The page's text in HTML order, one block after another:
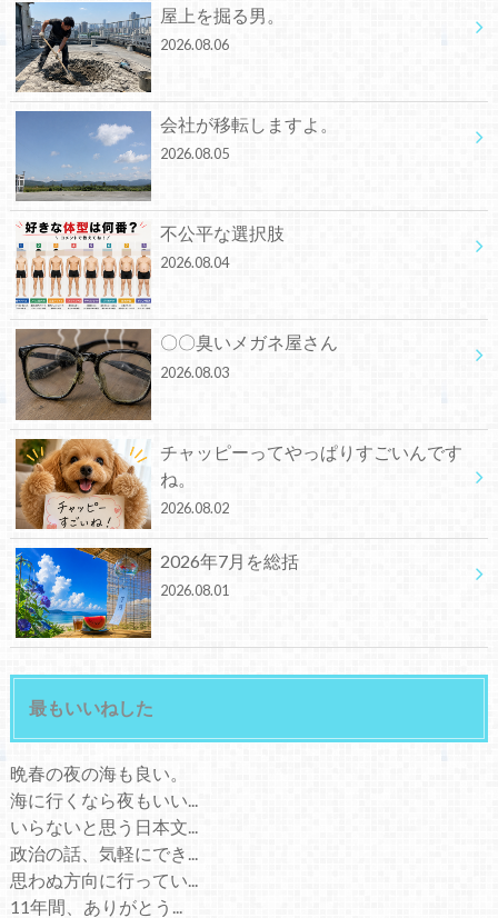
屋上を掘る男。
2026.08.06
会社が移転しますよ。
2026.08.05
不公平な選択肢
2026.08.04
〇〇臭いメガネ屋さん
2026.08.03
チャッピーってやっぱりすごいんです
ね。
2026.08.02
2026年7月を総括
2026.08.01
最もいいねした
晩春の夜の海も良い。
海に行くなら夜もいい...
いらないと思う日本文...
政治の話、気軽にでき...
思わぬ方向に行ってい...
11年間、ありがとう...